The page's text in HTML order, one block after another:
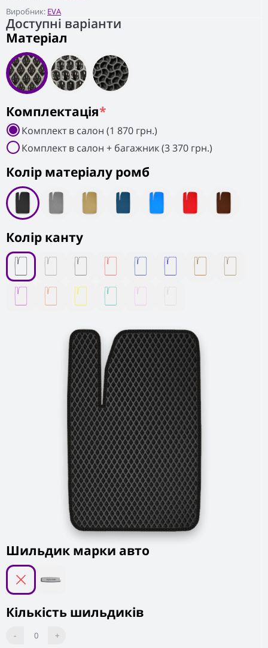
Виробник: EVA
Доступні варіанти
Матеріал
Колiр матеріалу ромб
Колір канту
Шильдик марки авто
Кількість шильдиків
- 0 +
Комплектація*
Комплект в салон (1 870 грн.)
Комплект в салон + багажник (3 370 грн.)